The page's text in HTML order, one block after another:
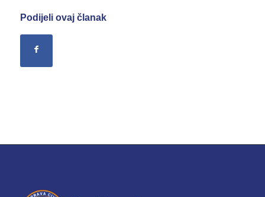
Podijeli ovaj članak